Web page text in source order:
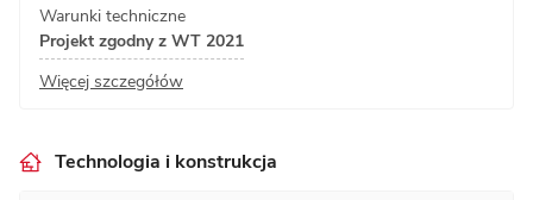
Warunki techniczne
Projekt zgodny z WT 2021
Więcej szczegółów
Technologia i konstrukcja